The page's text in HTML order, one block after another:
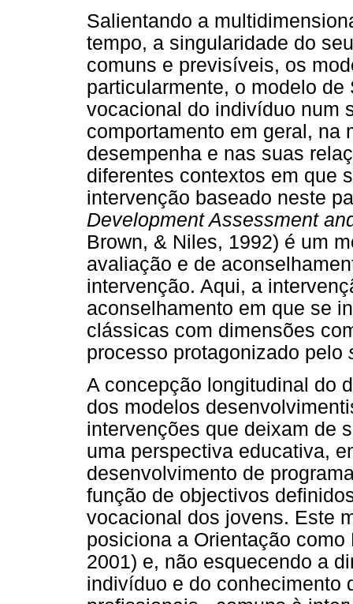
Salientando a
tempo, a singularidade do
comuns e previsíveis, os
particularmente, o modelo
vocacional do indivíduo num
comportamento em geral, na
desempenha e nas suas
diferentes contextos em que
intervenção baseado neste
Development Assessment
Brown, & Niles, 1992) é um
avaliação e de
intervenção. Aqui, a
aconselhamento em que se
clássicas com dimensões
processo protagonizado pelo
A concepção longitudinal do
dos modelos
intervenções que deixam de
uma perspectiva educativa,
desenvolvimento de
função de objectivos
vocacional dos jovens. Este
posiciona a Orientação
2001) e, não esquecendo a
indivíduo e do conhecimento